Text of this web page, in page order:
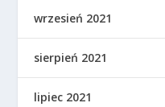
wrzesień 2021
sierpień 2021
lipiec 2021